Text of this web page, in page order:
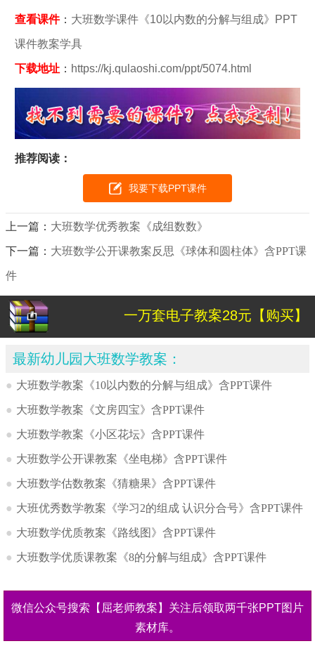
查看课件： 大班数学课件《10以内数的分解与组成》PPT
课件教案学具
下载地址： https://kj.qulaoshi.com/ppt/5074.html
推荐阅读：
我要下载PPT课件
上一篇： 大班数学优秀教案《成组数数》
下一篇： 大班数学公开课教案反思《球体和圆柱体》含PPT课
件
一万套电子教案28元【购买】
最新幼儿园大班数学教案：
● 大班数学教案《10以内数的分解与组成》含PPT课件
● 大班数学教案《文房四宝》含PPT课件
● 大班数学教案《小区花坛》含PPT课件
● 大班数学公开课教案《坐电梯》含PPT课件
● 大班数学估数教案《猜糖果》含PPT课件
● 大班优秀数学教案《学习2的组成 认识分合号》含PPT课件
● 大班数学优质教案《路线图》含PPT课件
● 大班数学优质课教案《8的分解与组成》含PPT课件
微信公众号搜索【屈老师教案】关注后领取两千张PPT图片
素材库。